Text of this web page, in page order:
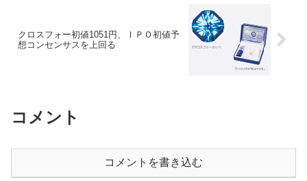
クロスフォー初値1051円、ＩＰＯ初値予
想コンセンサスを上回る
コメント
コメントを書き込む